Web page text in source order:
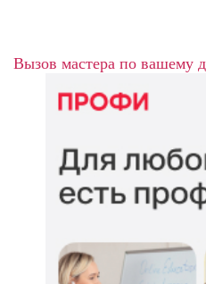
Вызов мастера по вашему